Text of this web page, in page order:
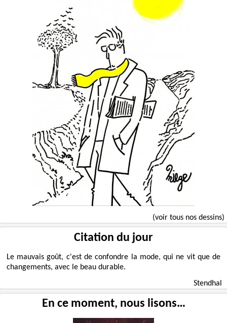
(voir tous nos dessins)
Citation du jour
Le mauvais goût, c'est de confondre la mode, qui ne vit que de
changements, avec le beau durable.
Stendhal
En ce moment, nous lisons…